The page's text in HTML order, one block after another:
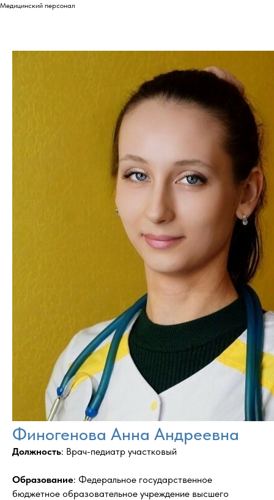
Медицинский персонал
Финогенова Анна Андреевна
Должность: Врач-педиатр участковый
Образование: Федеральное государственное
бюджетное образовательное учреждение высшего